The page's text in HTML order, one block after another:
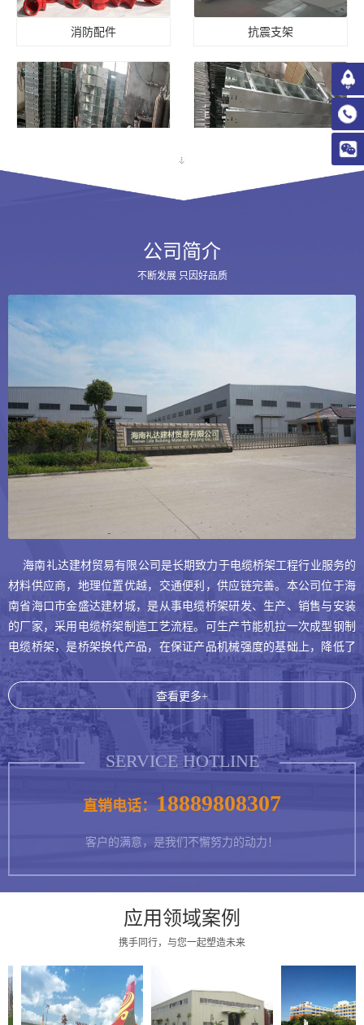
消防配件 抗震支架
抗震支架 抗震支架
抗震支架
抗震支架
抗震支架 电缆桥架
电缆桥架 电缆桥架
电缆桥架 电缆桥架
公司简介
不断发展 只因好品质
海南礼达建材贸易有限公司是长期致力于电缆桥架工程行业服务的
材料供应商，地理位置优越，交通便利，供应链完善。本公司位于海
南省海口市金盛达建材城，是从事电缆桥架研发、生产、销售与安装
的厂家，采用电缆桥架制造工艺流程。可生产节能机拉一次成型钢制
电缆桥架，是桥架换代产品，在保证产品机械强度的基础上，降低了
板材厚度。由于独特的构造，使用散热面积，降低了线路的损耗,达致
了节能减排的目的。 产品广泛应用于高层建筑、商场、地下室、
厂房、铁建、石油、化工、冶金、电力、纺织、通讯、机场、机械、
等环境领域，具有外形美观，耐腐性强，安装灵活方便等特点。生产
设备，完善的管理体系、设计、 为基建强国提供优质产品，我厂
奉行‘质量为基础，诚信作保证，管理要效益，创新求发展’的经营理
完美的服务，为碧水益天构筑辉煌。 ...
查看更多+
SERVICE HOTLINE
直销电话： 18889808307
客户的满意，是我们不懈努力的动力！
应用领域案例
携手同行，与您一起塑造未来